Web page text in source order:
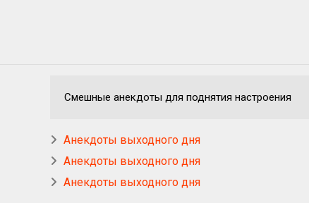
Смешные анекдоты для поднятия настроения
Анекдоты выходного дня
Анекдоты выходного дня
Анекдоты выходного дня